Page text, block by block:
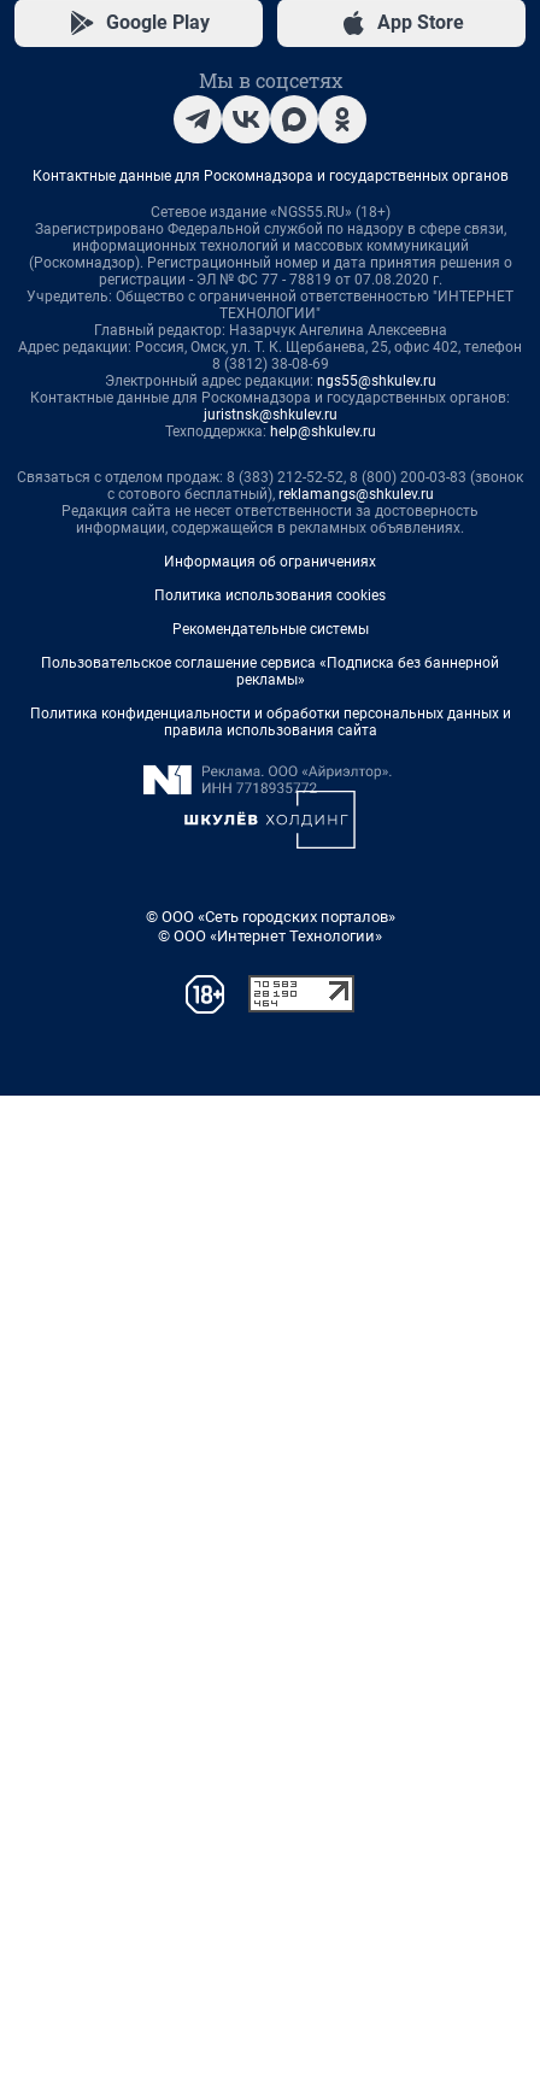
Google Play App Store
Мы в соцсетях
Контактные данные для Роскомнадзора и государственных органов
Сетевое издание «NGS55.RU» (18+)
Зарегистрировано Федеральной службой по надзору в сфере связи,
информационных технологий и массовых коммуникаций
(Роскомнадзор). Регистрационный номер и дата принятия решения о
регистрации - ЭЛ № ФС 77 - 78819 от 07.08.2020 г.
Учредитель: Общество с ограниченной ответственностью "ИНТЕРНЕТ
ТЕХНОЛОГИИ"
Главный редактор: Назарчук Ангелина Алексеевна
Адрес редакции: Россия, Омск, ул. Т. К. Щербанева, 25, офис 402, телефон
8 (3812) 38-08-69
Электронный адрес редакции: ngs55@shkulev.ru
Контактные данные для Роскомнадзора и государственных органов:
juristnsk@shkulev.ru
Техподдержка: help@shkulev.ru
Связаться с отделом продаж: 8 (383) 212-52-52, 8 (800) 200-03-83 (звонок
с сотового бесплатный), reklamangs@shkulev.ru
Редакция сайта не несет ответственности за достоверность
информации, содержащейся в рекламных объявлениях.
Информация об ограничениях
Политика использования cookies
Рекомендательные системы
Пользовательское соглашение сервиса «Подписка без баннерной
рекламы»
Политика конфиденциальности и обработки персональных данных и
правила использования сайта
© ООО «Сеть городских порталов»
© ООО «Интернет Технологии»